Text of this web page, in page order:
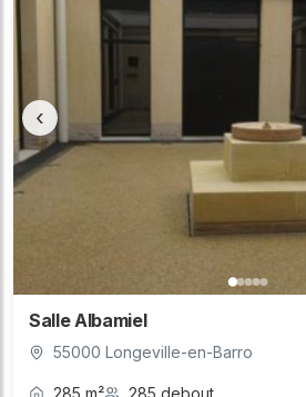
‹
Salle Albamiel
55000 Longeville-en-Barro